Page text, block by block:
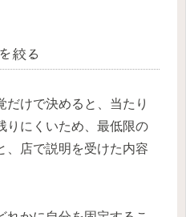
絞る
だけで決めると、当たり
りにくいため、最低限の
、店で説明を受けた内容